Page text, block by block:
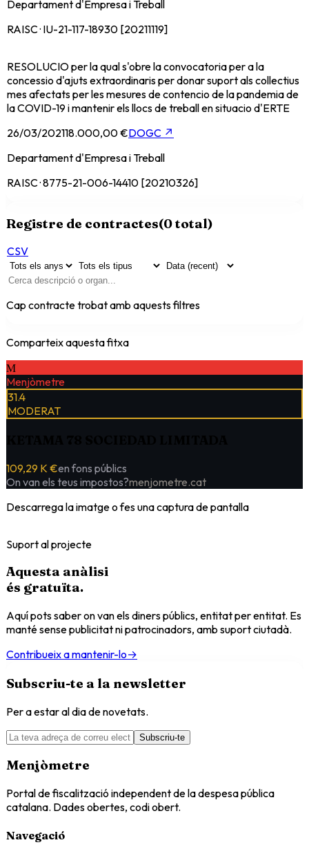
Departament d'Empresa i Treball
RAISC · IU-21-117-18930 [20211119]
RESOLUCIO per la qual s'obre la convocatoria per a la
concessio d'ajuts extraordinaris per donar suport als collectius
mes afectats per les mesures de contencio de la pandemia de
la COVID-19 i mantenir els llocs de treball en situacio d'ERTE
26/03/202118.000,00 €DOGC ↗
Departament d'Empresa i Treball
RAISC · 8775-21-006-14410 [20210326]
Registre de contractes(0total)
CSV
Cap contracte trobat amb aquests filtres
Comparteix aquesta fitxa
M
Menjòmetre
31.4
MODERAT
109,29 K €en fons públics
On van els teus impostos?menjometre.cat
Descarrega la imatge o fes una captura de pantalla
Suport al projecte
Aquesta anàlisi
és gratuïta.
Aquí pots saber on van els diners públics, entitat per entitat. Es
manté sense publicitat ni patrocinadors, amb suport ciutadà.
Contribueix a mantenir-lo→
Subscriu-te a la newsletter
Per a estar al dia de novetats.
Subscriu-te
Menjòmetre
Portal de fiscalització independent de la despesa pública
catalana. Dades obertes, codi obert.
Navegació